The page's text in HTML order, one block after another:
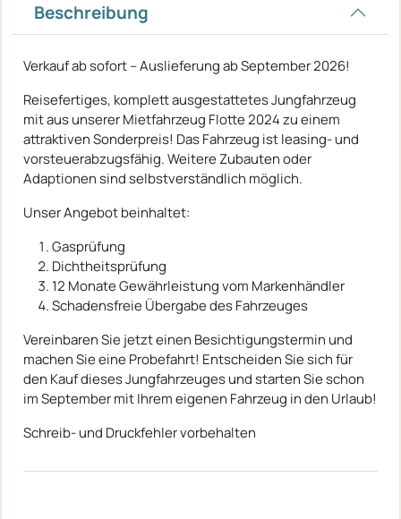
Beschreibung
Verkauf ab sofort – Auslieferung ab September 2026!
Reisefertiges, komplett ausgestattetes Jungfahrzeug
mit aus unserer Mietfahrzeug Flotte 2024 zu einem
attraktiven Sonderpreis! Das Fahrzeug ist leasing- und
vorsteuerabzugsfähig. Weitere Zubauten oder
Adaptionen sind selbstverständlich möglich.
Unser Angebot beinhaltet:
Gasprüfung
Dichtheitsprüfung
12 Monate Gewährleistung vom Markenhändler
Schadensfreie Übergabe des Fahrzeuges
Vereinbaren Sie jetzt einen Besichtigungstermin und
machen Sie eine Probefahrt! Entscheiden Sie sich für
den Kauf dieses Jungfahrzeuges und starten Sie schon
im September mit Ihrem eigenen Fahrzeug in den Urlaub!
Schreib- und Druckfehler vorbehalten